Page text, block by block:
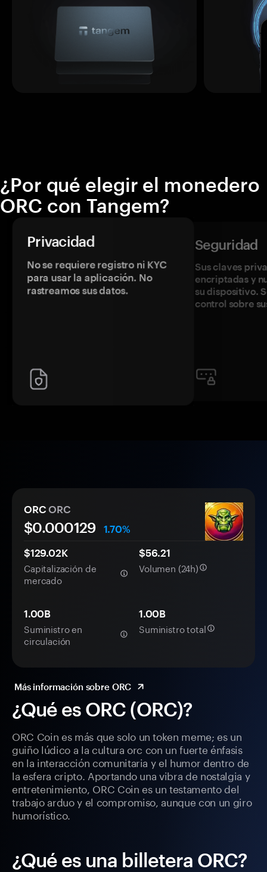
¿Por qué elegir el monedero
ORC con Tangem?
Privacidad
No se requiere registro ni KYC
para usar la aplicación. No
rastreamos sus datos.
Seguridad
Sus claves
encriptadas y
su dispositivo.
control sobre
¿Qué es ORC (ORC)?
ORC Coin es más que solo un token meme; es un
guiño lúdico a la cultura orc con un fuerte énfasis
en la interacción comunitaria y el humor dentro de
la esfera cripto. Aportando una vibra de nostalgia y
entretenimiento, ORC Coin es un testamento del
trabajo arduo y el compromiso, aunque con un giro
humorístico.
¿Qué es una billetera ORC?
ORC ORC
$0.000129
1.70%
$129.02K
Capitalización de
mercado
$56.21
Volumen (24h)
1.00B
Suministro en
circulación
1.00B
Suministro total
Más información sobre ORC